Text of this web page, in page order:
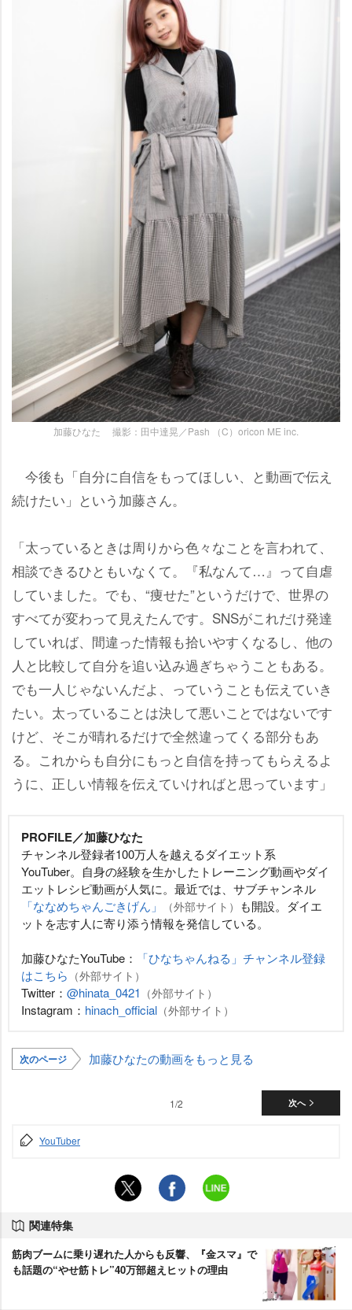
加藤ひなた 撮影：田中達晃／Pash （C）oricon ME inc.
今後も「自分に自信をもってほしい、と動画で伝え
続けたい」という加藤さん。
「太っているときは周りから色々なことを言われて、
相談できるひともいなくて。『私なんて…』って自虐
していました。でも、“痩せた”というだけで、世界の
すべてが変わって見えたんです。SNSがこれだけ発達
していれば、間違った情報も拾いやすくなるし、他の
人と比較して自分を追い込み過ぎちゃうこともある。
でも一人じゃないんだよ、っていうことも伝えていき
たい。太っていることは決して悪いことではないです
けど、そこが晴れるだけで全然違ってくる部分もあ
る。これからも自分にもっと自信を持ってもらえるよ
うに、正しい情報を伝えていければと思っています」
PROFILE／加藤ひなた
チャンネル登録者100万人を越えるダイエット系
YouTuber。自身の経験を生かしたトレーニング動画やダイ
エットレシピ動画が人気に。最近では、サブチャンネル
「ななめちゃんごきげん」
（外部サイト） も開設。ダイエ
ットを志す人に寄り添う情報を発信している。
加藤ひなたYouTube：
「ひなちゃんねる」チャンネル登録
はこちら （外部サイト）
Twitter： @hinata_0421 （外部サイト）
Instagram： hinach_official （外部サイト）
次のページ 加藤ひなたの動画をもっと見る
次へ
1/2
YouTuber
関連特集
筋肉ブームに乗り遅れた人からも反響、『金スマ』で
も話題の“やせ筋トレ”40万部超えヒットの理由